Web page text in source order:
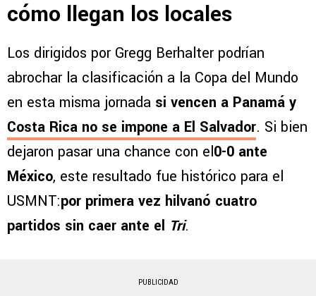
cómo llegan los locales
Los dirigidos por Gregg Berhalter podrían
abrochar la clasificación a la Copa del Mundo
en esta misma jornada si vencen a Panamá y
Costa Rica no se impone a El Salvador. Si bien
dejaron pasar una chance con el0-0 ante
México, este resultado fue histórico para el
USMNT:por primera vez hilvanó cuatro
partidos sin caer ante el Tri.
PUBLICIDAD